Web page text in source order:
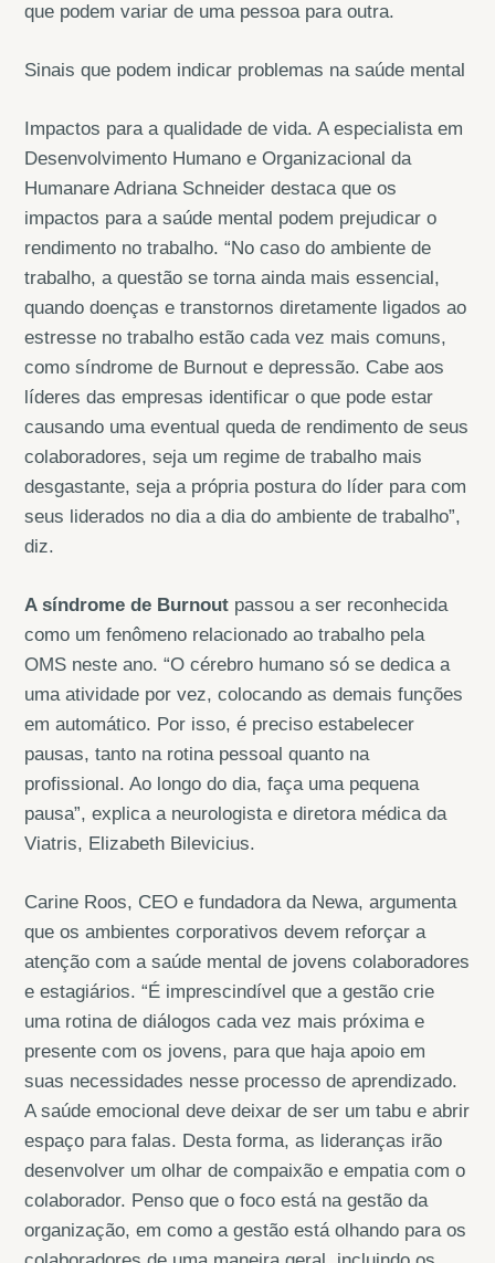
que podem variar de uma pessoa para outra.
Sinais que podem indicar problemas na saúde mental
Impactos para a qualidade de vida. A especialista em
Desenvolvimento Humano e Organizacional da
Humanare Adriana Schneider destaca que os
impactos para a saúde mental podem prejudicar o
rendimento no trabalho. “No caso do ambiente de
trabalho, a questão se torna ainda mais essencial,
quando doenças e transtornos diretamente ligados ao
estresse no trabalho estão cada vez mais comuns,
como síndrome de Burnout e depressão. Cabe aos
líderes das empresas identificar o que pode estar
causando uma eventual queda de rendimento de seus
colaboradores, seja um regime de trabalho mais
desgastante, seja a própria postura do líder para com
seus liderados no dia a dia do ambiente de trabalho”,
diz.
A síndrome de Burnout passou a ser reconhecida
como um fenômeno relacionado ao trabalho pela
OMS neste ano. “O cérebro humano só se dedica a
uma atividade por vez, colocando as demais funções
em automático. Por isso, é preciso estabelecer
pausas, tanto na rotina pessoal quanto na
profissional. Ao longo do dia, faça uma pequena
pausa”, explica a neurologista e diretora médica da
Viatris, Elizabeth Bilevicius.
Carine Roos, CEO e fundadora da Newa, argumenta
que os ambientes corporativos devem reforçar a
atenção com a saúde mental de jovens colaboradores
e estagiários. “É imprescindível que a gestão crie
uma rotina de diálogos cada vez mais próxima e
presente com os jovens, para que haja apoio em
suas necessidades nesse processo de aprendizado.
A saúde emocional deve deixar de ser um tabu e abrir
espaço para falas. Desta forma, as lideranças irão
desenvolver um olhar de compaixão e empatia com o
colaborador. Penso que o foco está na gestão da
organização, em como a gestão está olhando para os